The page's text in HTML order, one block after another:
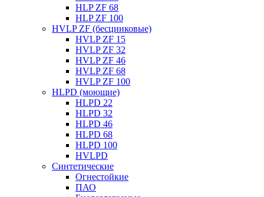
HLP ZF 68
HLP ZF 100
HVLP ZF (бесцинковые)
HVLP ZF 15
HVLP ZF 32
HVLP ZF 46
HVLP ZF 68
HVLP ZF 100
HLPD (моющие)
HLPD 22
HLPD 32
HLPD 46
HLPD 68
HLPD 100
HVLPD
Синтетические
Огнестойкие
ПАО